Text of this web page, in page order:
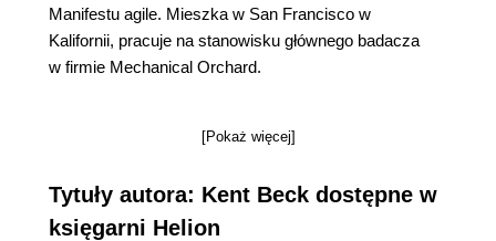
Manifestu agile. Mieszka w San Francisco w
Kalifornii, pracuje na stanowisku głównego badacza
w firmie Mechanical Orchard.
[Pokaż więcej]
Tytuły autora: Kent Beck dostępne w
księgarni Helion